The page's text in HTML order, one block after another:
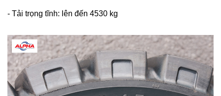
- Tải trọng tĩnh: lên đến 4530 kg